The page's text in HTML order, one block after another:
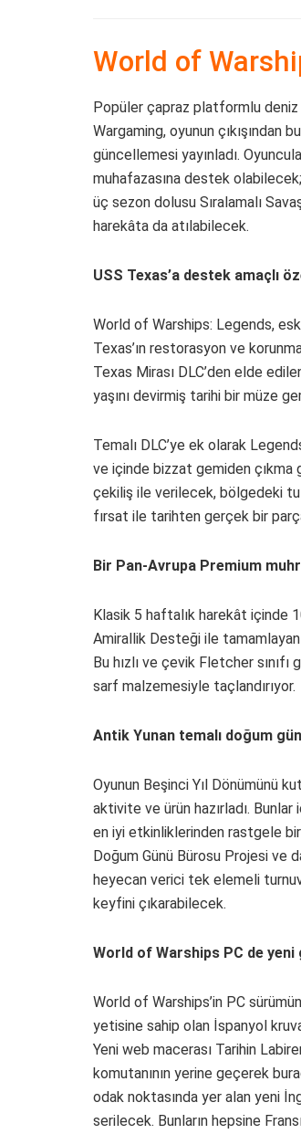
World of
Popüler çapraz platformlu deniz
Wargaming, oyunun çıkışından
güncellemesi yayınladı.
muhafazasına destek
üç sezon dolusu Sıralamalı
harekâta da atılabilecek.
USS Texas’a destek amaçlı
World of Warships: Legends,
Texas’ın restorasyon ve
Texas Mirası DLC’den elde
yaşını devirmiş tarihi bir müze
Temalı DLC’ye ek olarak
ve içinde bizzat gemiden çıkma
çekiliş ile verilecek, bölgedeki
fırsat ile tarihten gerçek bir
Bir Pan-Avrupa Premium
Klasik 5 haftalık harekât içinde
Amirallik Desteği ile
Bu hızlı ve çevik Fletcher
sarf malzemesiyle taçlandırıyor.
Antik Yunan temalı doğum
Oyunun Beşinci Yıl Dönümünü
aktivite ve ürün hazırladı.
en iyi etkinliklerinden rastgele
Doğum Günü Bürosu Projesi ve
heyecan verici tek elemeli
keyfini çıkarabilecek.
World of Warships PC de yeni
World of Warships’in PC
yetisine sahip olan İspanyol
Yeni web macerası Tarihin
komutanının yerine geçerek
odak noktasında yer alan yeni
serilecek. Bunların hepsine